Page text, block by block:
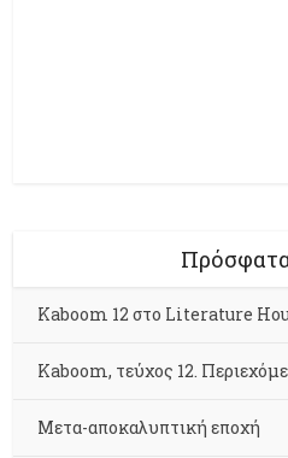
Kaboom 12 στο Literature
Kaboom, τεύχος 12.
Μετα-αποκαλυπτική εποχή